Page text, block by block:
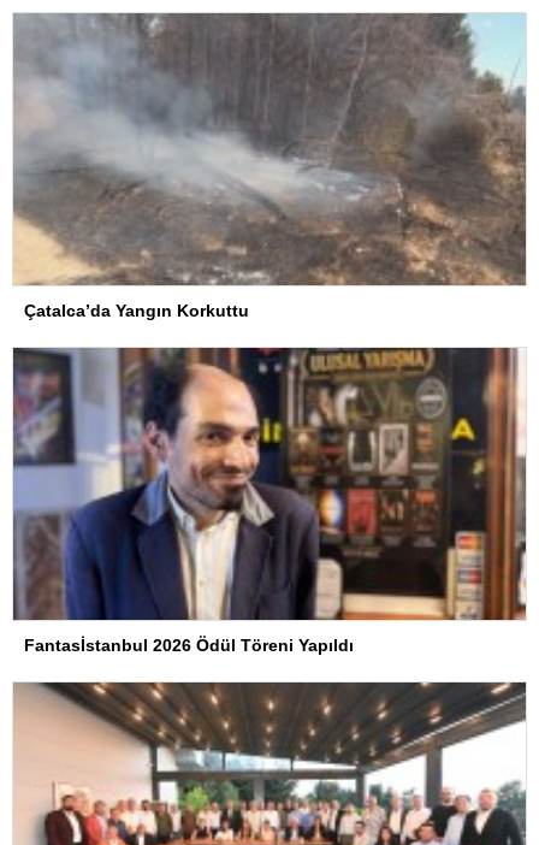
Çatalca’da Yangın Korkuttu
Fantasİstanbul 2026 Ödül Töreni Yapıldı